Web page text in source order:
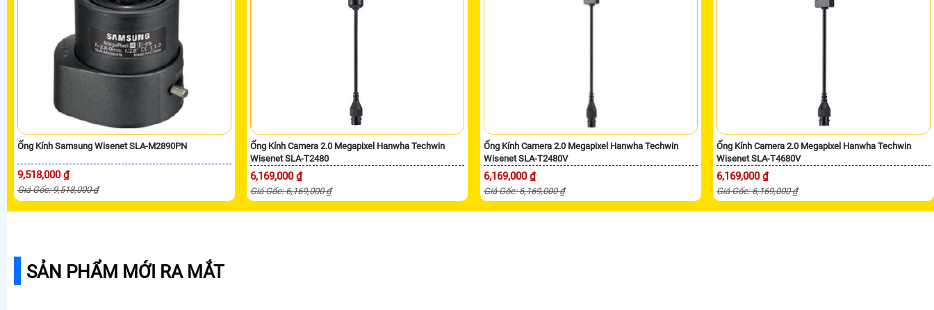
Ống Kính Samsung Wisenet SLA-M2890PN
9,518,000 ₫
Giá Gốc: 9,518,000 ₫
Ống Kính Camera 2.0 Megapixel Hanwha Techwin
Wisenet SLA-T2480
6,169,000 ₫
Giá Gốc: 6,169,000 ₫
Ống Kính Camera 2.0 Megapixel Hanwha Techwin
Wisenet SLA-T2480V
6,169,000 ₫
Giá Gốc: 6,169,000 ₫
Ống Kính Camera 2.0 Megapixel Hanwha Techwin
Wisenet SLA-T4680V
6,169,000 ₫
Giá Gốc: 6,169,000 ₫
SẢN PHẨM MỚI RA MẮT